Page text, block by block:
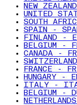
NEW
UNITED
SOUTH
SPAIN -
FINLAND -
BELGIUM -
CANADA -
FRANCE -
HUNGARY -
ITALY -
BELGIUM -